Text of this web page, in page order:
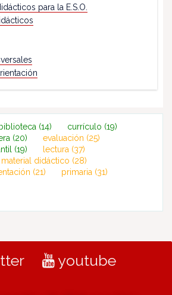
para la E.S.O.
biblioteca (14) currículo (19)
(20) evaluación (25)
(19) lectura (37)
material didáctico (28)
(21) primaria (31)
youtube